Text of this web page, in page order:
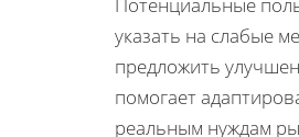
указать на слабые
предложить
помогает
реальным нуждам